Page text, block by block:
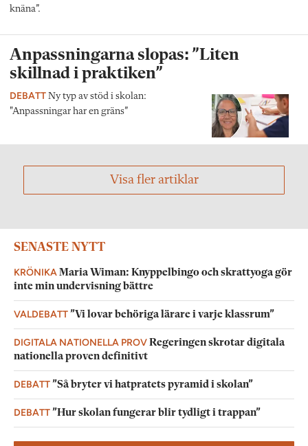
knäna”.
Anpassningarna slopas: ”Liten
skillnad i praktiken”
DEBATT Ny typ av stöd i skolan:
"Anpassningar har en gräns”
Visa fler artiklar
SENASTE NYTT
KRÖNIKA Maria Wiman: Knyppelbingo och skrattyoga gör
inte min undervisning bättre
VALDEBATT”Vi lovar behöriga lärare i varje klassrum”
DIGITALA NATIONELLA PROVRegeringen skrotar digitala
nationella proven definitivt
DEBATT”Så bryter vi hatpratets pyramid i skolan”
DEBATT”Hur skolan fungerar blir tydligt i trappan”